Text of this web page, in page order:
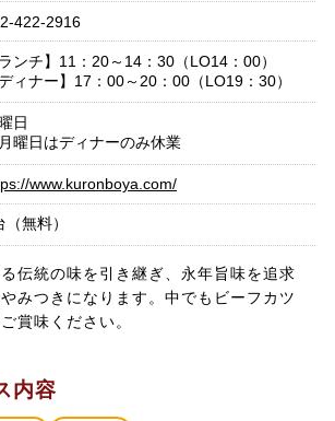
422-2916
ランチ】11：20～14：30（LO14：00）
ディナー】17：00～20：00（LO19：30）
日
曜日はディナーのみ休業
www.kuronboya.com/
（無料）
伝統の味を引き継ぎ、永年旨味を追求
みつきになります。中でもビーフカツ
賞味ください。
内容